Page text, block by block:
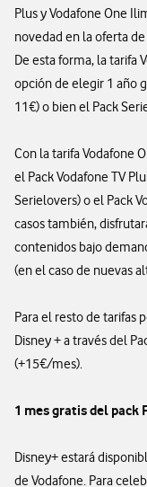
Plus y Vodafone One
novedad en la oferta
De esta forma, la tarifa
opción de elegir 1 año
11€) o bien el Pack
Con la tarifa Vodafone
el Pack Vodafone TV
Serielovers) o el Pack
casos también,
contenidos bajo
(en el caso de nuevas
Para el resto de tarifas
Disney + a través del
(+15€/mes).
1 mes gratis del pack
Disney+ estará
de Vodafone. Para